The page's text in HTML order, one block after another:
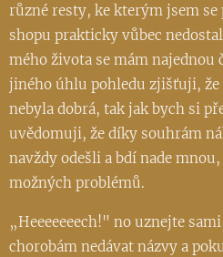
různé resty, ke kterým jsem
shopu prakticky vůbec
mého života se mám najednou
jiného úhlu pohledu zjišťuji,
nebyla dobrá, tak jak bych si
uvědomuji, že díky souhrám
navždy odešli a bdí nade
možných problémů.
„Heeeeeeech!" no uznejte
chorobám nedávat názvy a